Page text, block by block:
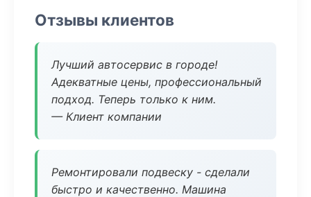
Отзывы клиентов
Лучший автосервис в городе!
Адекватные цены, профессиональный
подход. Теперь только к ним.
— Клиент компании
Ремонтировали подвеску - сделали
быстро и качественно. Машина